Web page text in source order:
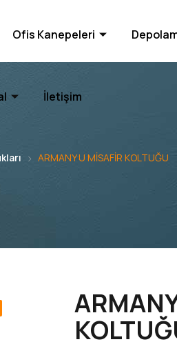
Ofis Kanepeleri
İletişim
ARMANY U MİSAFİR KOLTUĞU